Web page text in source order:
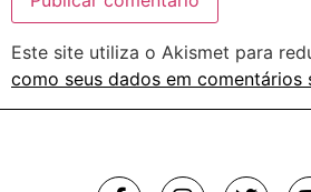
Este site utiliza o Akismet para
como seus dados em comentários